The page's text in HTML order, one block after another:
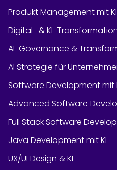
Produkt Management mit
Digital- & KI-
AI-Governance &
AI Strategie für
Software Development mit
Advanced Software
Full Stack Software
Java Development mit KI
UX/UI Design & KI